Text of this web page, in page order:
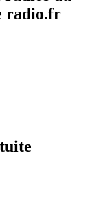
radio.fr